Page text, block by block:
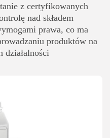
z certyfikowanych
nad składem
prawa, co ma
produktów na
działalności